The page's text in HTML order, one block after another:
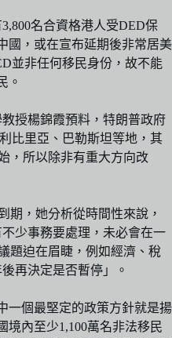
名合資格港人受DED保
國，或在宣布延期後非常居美
並非任何移民身份，故不能
。
授楊錦霞預料，特朗普政府
比里亞、巴勒斯坦等地，其
，所以除非有重大方向改
期，她分析從時間性來說，
少事務要處理，未必會在一
題迫在眉睫，例如經濟、稅
再決定是否暫停」。
一個最堅定的政策方針就是揚
境內至少1,100萬名非法移民